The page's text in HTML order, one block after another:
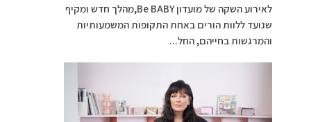
לאירוע השקה של מועדון Be BABY,מהלך חדש ומקיף
שנועד ללוות הורים באחת התקופות המשמעותיות
והמרגשות בחייהם, החל...